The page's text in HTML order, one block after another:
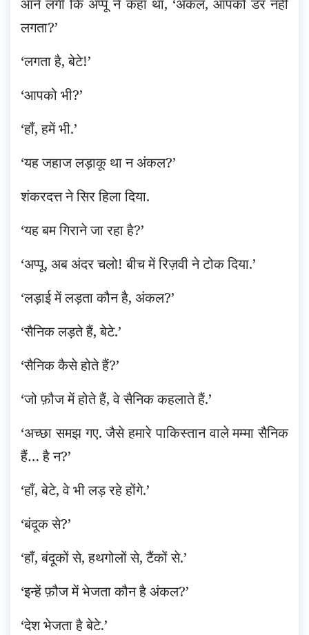
आने लगी कि अप्पू ने कहा था, ‘अंकल, आपको डर नहीं
लगता?’
‘लगता है, बेटे!’
‘आपको भी?’
‘हाँ, हमें भी.’
‘यह जहाज लड़ाकू था न अंकल?’
शंकरदत्त ने सिर हिला दिया.
‘यह बम गिराने जा रहा है?’
‘अप्पू, अब अंदर चलो! बीच में रिज़वी ने टोक दिया.’
‘लड़ाई में लड़ता कौन है, अंकल?’
‘सैनिक लड़ते हैं, बेटे.’
‘सैनिक कैसे होते हैं?’
‘जो फ़ौज में होते हैं, वे सैनिक कहलाते हैं.’
‘अच्छा समझ गए. जैसे हमारे पाकिस्तान वाले मम्मा सैनिक
हैं… है न?’
‘हाँ, बेटे, वे भी लड़ रहे होंगे.’
‘बंदूक से?’
‘हाँ, बंदूकों से, हथगोलों से, टैंकों से.’
‘इन्हें फ़ौज में भेजता कौन है अंकल?’
‘देश भेजता है बेटे.’